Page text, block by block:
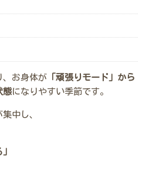
、お身体が 「頑張りモード」から
態になりやすい季節です。
中し、